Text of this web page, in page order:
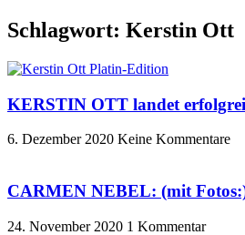
Schlagwort: Kerstin Ott
KERSTIN OTT landet
6. Dezember 2020 Keine Kommentare
CARMEN NEBEL: (mit
24. November 2020 1 Kommentar